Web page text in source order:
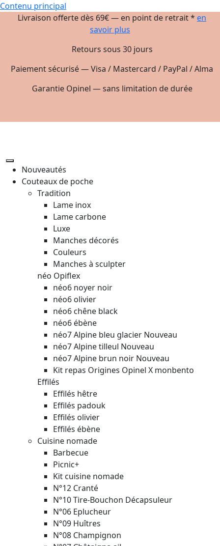
Contenu principal
Livraison offerte dès 69€ — en point de retrait * en
savoir plus
Retours sous 30 jours
Paiement sécurisé — Visa / Mastercard / PayPal / Alma
Garantie Opinel — sans limitation de durée
Nouveautés
Couteaux de poche
Tradition
Lame inox
Lame carbone
Luxe
Manches décorés
Couleurs
Manches à sculpter
néo Opiflex
néo6 noyer noir
néo6 olivier
néo6 chêne black
néo6 ébène
néo7 Alpine bleu glacier Nouveau
néo7 Alpine tilleul Nouveau
néo7 Alpine brun noir Nouveau
Kit repas Origines Opinel X monbento
Effilés
Effilés hêtre
Effilés padouk
Effilés olivier
Effilés ébène
Cuisine nomade
Barbecue
Picnic+
Kit cuisine nomade
N°12 Cranté
N°10 Tire-Bouchon Décapsuleur
N°06 Eplucheur
N°09 Huîtres
N°08 Champignon